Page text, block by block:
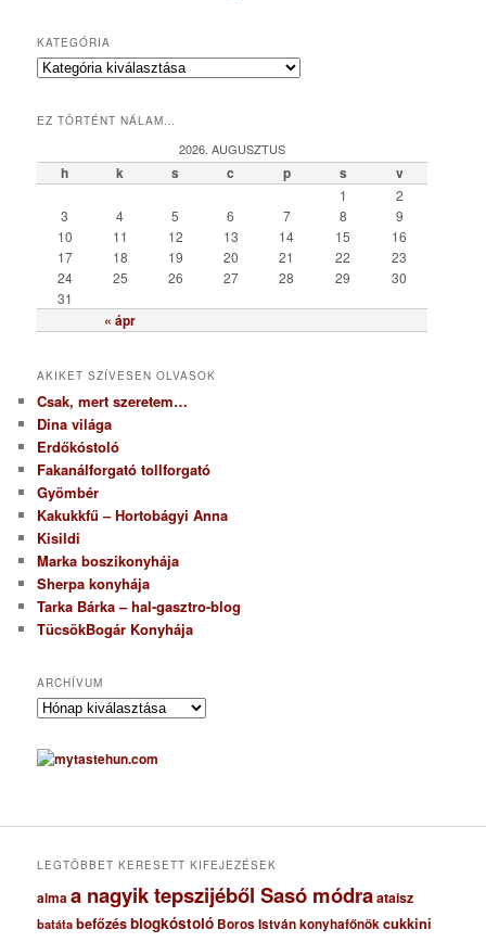
KATEGÓRIA
K
e
r
EZ TÖRTÉNT NÁLAM…
2026. AUGUSZTUS
h k s c p s v
« ápr
1
2
3
4 5 6 7 8
9
10
11 12 13 14 15
16
17
18 19 20 21 22
23
24
25 26 27 28 29
30
31
AKIKET SZÍVESEN OLVASOK
Csak, mert szeretem…
Dina világa
Erdőkóstoló
Fakanálforgató tollforgató
Gyömbér
Kakukkfű – Hortobágyi Anna
Kisildi
Marka boszikonyhája
Sherpa konyhája
Tarka Bárka – hal-gasztro-blog
TücsökBogár Konyhája
ARCHÍVUM
A
c
h
u
LEGTÖBBET KERESETT KIFEJEZÉSEK
almaa nagyik tepszijéből Sasó módraataisz
batáta befőzésblogkóstoló Boros István konyhafőnökcukkini